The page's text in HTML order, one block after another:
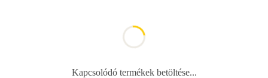
Kapcsolódó termékek betöltése...